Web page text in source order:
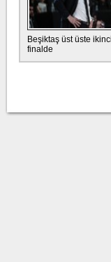
Beşiktaş üst üste
finalde